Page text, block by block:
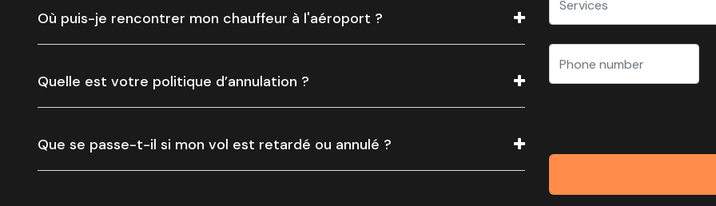
Où puis-je rencontrer mon chauffeur à l'aéroport ?
Quelle est votre politique d’annulation ?
Que se passe-t-il si mon vol est retardé ou annulé ?